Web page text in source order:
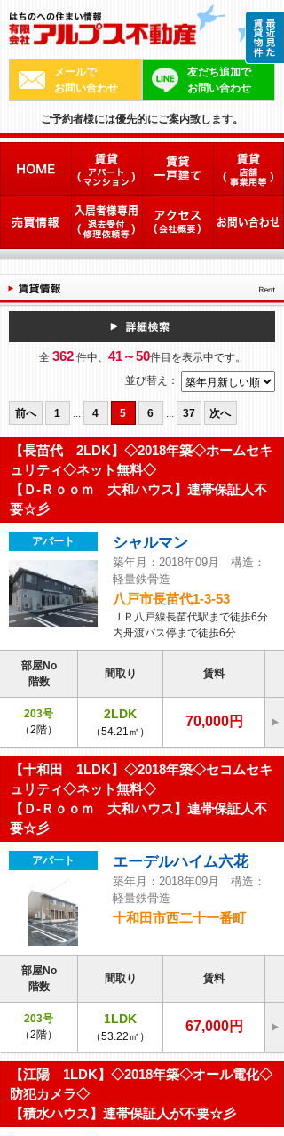
メールで
お問い合わせ
友だち追加で
お問い合わせ
ご予約者様には優先的にご案内致します。
全 362件中、 41～50件目を表示中です。
並び替え：
前へ 1 ... 4 5 6 ... 37 次へ
【長苗代 2LDK】◇2018年築◇ホームセキ
ュリティ◇ネット無料◇
【Ｄ-Ｒｏｏｍ 大和ハウス】連帯保証人不
要☆彡
アパート シャルマン
築年月：2018年09月 構造：
軽量鉄骨造
八戸市長苗代1-3-53
ＪＲ八戸線長苗代駅まで徒歩6分
内舟渡バス停まで徒歩6分
部屋No
階数
間取り 賃料
203号
（2階）
2LDK
（54.21㎡）
70,000円
【十和田 1LDK】◇2018年築◇セコムセキ
ュリティ◇ネット無料◇
【Ｄ-Ｒｏｏｍ 大和ハウス】連帯保証人不
要☆彡
アパート エーデルハイム六花
築年月：2018年09月 構造：
軽量鉄骨造
十和田市西二十一番町
部屋No
階数
間取り 賃料
203号
（2階）
1LDK
（53.22㎡）
67,000円
【江陽 1LDK】◇2018年築◇オール電化◇
防犯カメラ◇
【積水ハウス】連帯保証人が不要☆彡